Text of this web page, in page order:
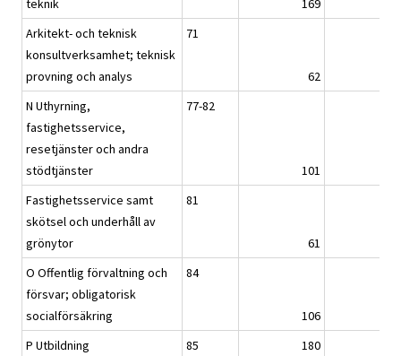
teknik 169
Arkitekt- och teknisk
konsultverksamhet; teknisk
provning och analys
71
62
N Uthyrning,
fastighetsservice,
resetjänster och andra
stödtjänster
77-82
101
Fastighetsservice samt
skötsel och underhåll av
grönytor
81
61
O Offentlig förvaltning och
försvar; obligatorisk
socialförsäkring
84
106
P Utbildning
85 180